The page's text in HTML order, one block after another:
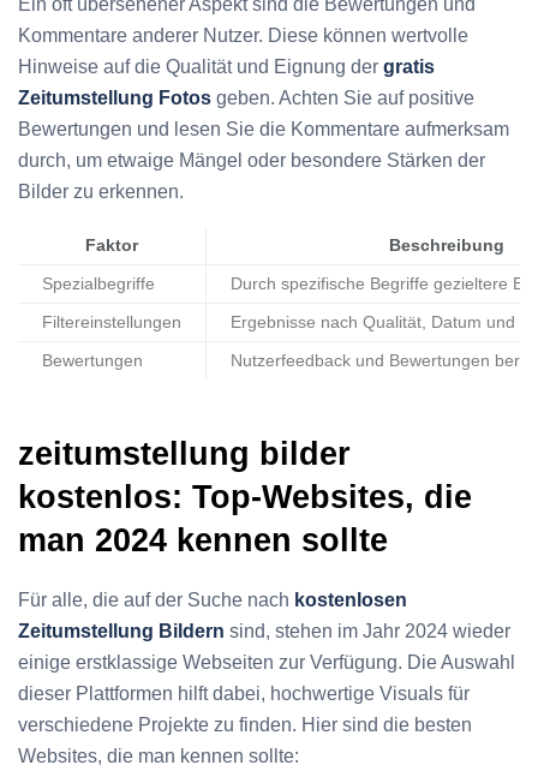
Ein oft übersehener Aspekt sind die Bewertungen und
Kommentare anderer Nutzer. Diese können wertvolle
Hinweise auf die Qualität und Eignung der gratis
Zeitumstellung Fotos geben. Achten Sie auf positive
Bewertungen und lesen Sie die Kommentare aufmerksam
durch, um etwaige Mängel oder besondere Stärken der
Bilder zu erkennen.
Faktor Beschreibung
Spezialbegriffe Durch spezifische Begriffe gezieltere
Filtereinstellungen Ergebnisse nach Qualität, Datum und
Bewertungen Nutzerfeedback und Bewertungen
zeitumstellung bilder
kostenlos: Top-Websites, die
man 2024 kennen sollte
Für alle, die auf der Suche nach kostenlosen
Zeitumstellung Bildern sind, stehen im Jahr 2024 wieder
einige erstklassige Webseiten zur Verfügung. Die Auswahl
dieser Plattformen hilft dabei, hochwertige Visuals für
verschiedene Projekte zu finden. Hier sind die besten
Websites, die man kennen sollte: